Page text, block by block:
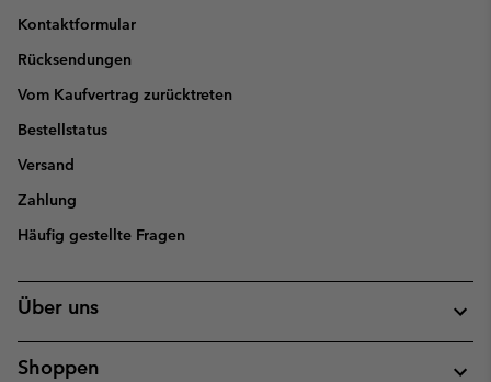
Kontaktformular
Rücksendungen
Vom Kaufvertrag zurücktreten
Bestellstatus
Versand
Zahlung
Häufig gestellte Fragen
Über uns
Shoppen